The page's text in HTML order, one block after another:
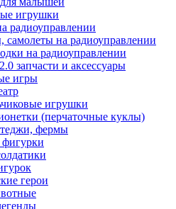
игрушки
радиоуправлении
самолеты на радиоуправлении
на радиоуправлении
запчасти и аксессуары
игры
игрушки
(перчаточные куклы)
фермы
герои